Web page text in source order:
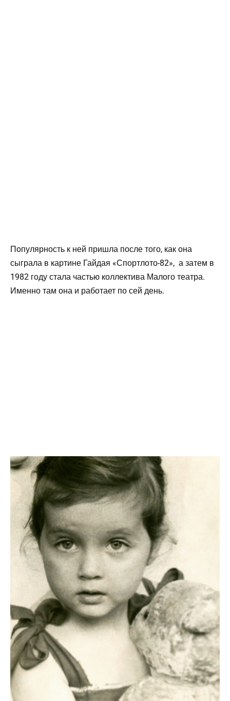
Популярность к ней пришла после того, как она
сыграла в картине Гайдая «Спортлото-82», а затем в
1982 году стала частью коллектива Малого театра.
Именно там она и работает по сей день.